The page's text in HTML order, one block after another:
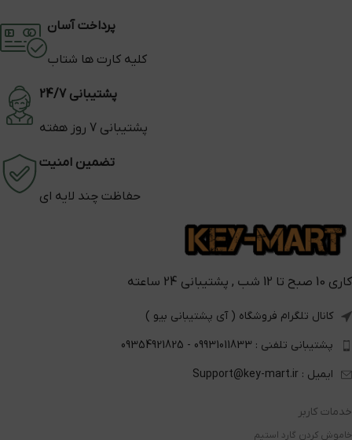
پرداخت آسان
کلیه کارت ها شتاب
پشتیبانی 24/7
پشتیبانی 7 روز هفته
تضمین امنیت
حفاظت چند لایه ای
کاری 10 صبح تا 12 شب , پشتیبانی 24 ساعته
کانال تلگرام فروشگاه ( آی پشتیبانی بیو )
پشتیبانی تلفنی : 09931011833 - 09354921825
ایمیل : Support@key-mart.ir
خدمات کاربر
خاموش کردن گارد استیم